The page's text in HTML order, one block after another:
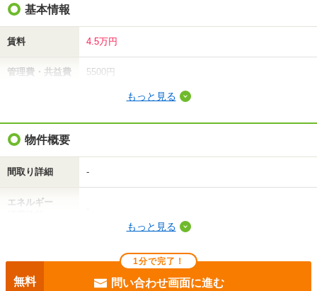
基本情報
賃料 4.5万円
管理費・共益費 5500円
礼金（敷引・償
却金）
間取り / 専有面
階建 1階/2階建
もっと見る
物件概要
間取り詳細 -
エネルギー
目安光熱費
もっと見る
1分で完了！
無料 問い合わせ画面に進む